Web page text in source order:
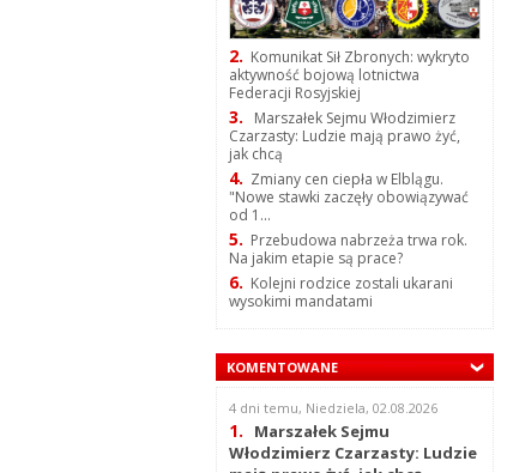
2. Komunikat Sił Zbronych: wykryto
aktywność bojową lotnictwa
Federacji Rosyjskiej
3.
Marszałek Sejmu Włodzimierz
Czarzasty: Ludzie mają prawo żyć,
jak chcą
4. Zmiany cen ciepła w Elblągu.
"Nowe stawki zaczęły obowiązywać
od 1...
5. Przebudowa nabrzeża trwa rok.
Na jakim etapie są prace?
6. Kolejni rodzice zostali ukarani
wysokimi mandatami
KOMENTOWANE
4 dni temu, Niedziela, 02.08.2026
1.
Marszałek Sejmu
Włodzimierz Czarzasty: Ludzie